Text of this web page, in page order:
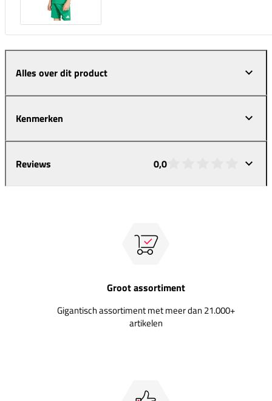
Alles over dit product
Kenmerken
Reviews 0,0
Groot assortiment
Gigantisch assortiment met meer dan 21.000+
artikelen